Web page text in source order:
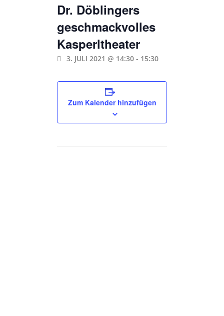
Dr. Döblingers
geschmackvolles
Kasperltheater
3. JULI 2021 @ 14:30 - 15:30
Zum Kalender hinzufügen